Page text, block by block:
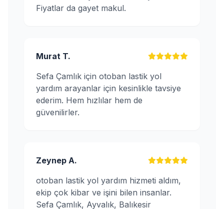
Fiyatlar da gayet makul.
Murat T.
Sefa Çamlık için otoban lastik yol
yardım arayanlar için kesinlikle tavsiye
ederim. Hem hızlılar hem de
güvenilirler.
Zeynep A.
otoban lastik yol yardım hizmeti aldım,
ekip çok kibar ve işini bilen insanlar.
Sefa Çamlık, Ayvalık, Balıkesir